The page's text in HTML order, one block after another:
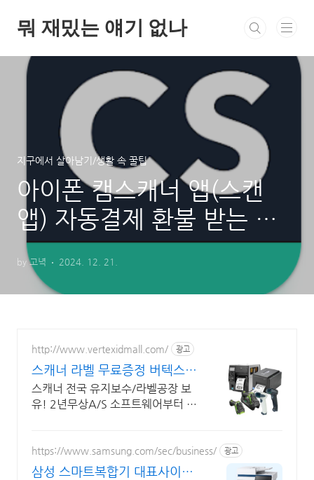
뭐 재밌는 얘기 없나
지구에서 살아남기/생활 속 꿀팁
아이폰 캠스캐너 앱(스캔
앱) 자동결제 환불 받는 방
법 (실제 후기 있음!!)
by 고녁 2024. 12. 21.
http://www.vertexidmall.com/ 광고
스캐너 라벨 무료증정 버텍스
바코드 장비/소모품의 모든것
스캐너 전국 유지보수/라벨공장 보
유! 2년무상A/S 소프트웨어부터 유
https://www.samsung.com/sec/business/ 광고
삼성 스마트복합기 대표사이트